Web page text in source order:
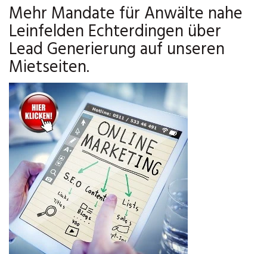
Mehr Mandate für Anwälte nahe
Leinfelden Echterdingen über
Lead Generierung auf unseren
Mietseiten.